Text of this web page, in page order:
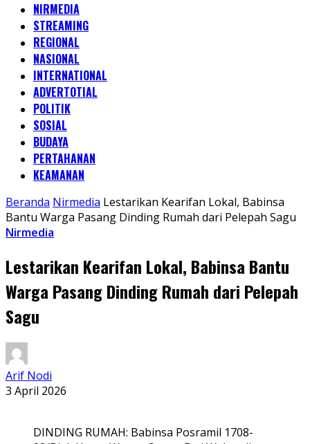
NIRMEDIA
STREAMING
REGIONAL
NASIONAL
INTERNATIONAL
ADVERTOTIAL
POLITIK
SOSIAL
BUDAYA
PERTAHANAN
KEAMANAN
Beranda Nirmedia Lestarikan Kearifan Lokal, Babinsa
Bantu Warga Pasang Dinding Rumah dari Pelepah Sagu
Nirmedia
Lestarikan Kearifan Lokal, Babinsa Bantu
Warga Pasang Dinding Rumah dari Pelepah
Sagu
Arif Nodi
3 April 2026
DINDING RUMAH: Babinsa Posramil 1708-